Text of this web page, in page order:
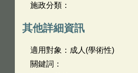
施政分類：
其他詳細資訊
適用對象：成人(學術性)
關鍵詞：